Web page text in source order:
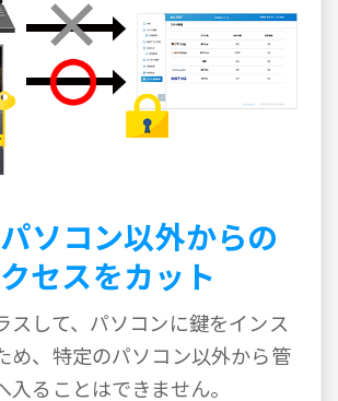
ソコン以外からの
セスをカット
スして、パソコンに鍵をインス
め、特定のパソコン以外から管
入ることはできません。